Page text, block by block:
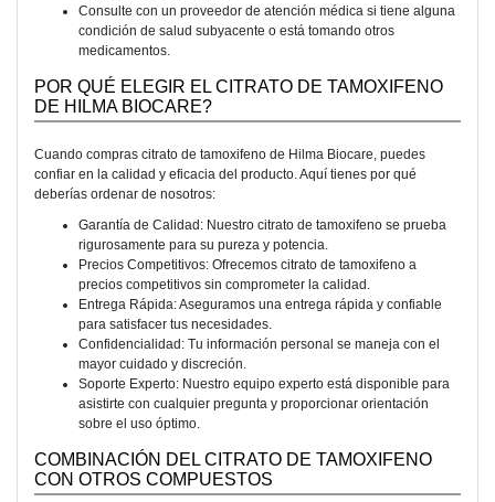
Consulte con un proveedor de atención médica si tiene alguna
condición de salud subyacente o está tomando otros
medicamentos.
POR QUÉ ELEGIR EL CITRATO DE TAMOXIFENO
DE HILMA BIOCARE?
Cuando compras citrato de tamoxifeno de Hilma Biocare, puedes
confiar en la calidad y eficacia del producto. Aquí tienes por qué
deberías ordenar de nosotros:
Garantía de Calidad: Nuestro citrato de tamoxifeno se prueba
rigurosamente para su pureza y potencia.
Precios Competitivos: Ofrecemos citrato de tamoxifeno a
precios competitivos sin comprometer la calidad.
Entrega Rápida: Aseguramos una entrega rápida y confiable
para satisfacer tus necesidades.
Confidencialidad: Tu información personal se maneja con el
mayor cuidado y discreción.
Soporte Experto: Nuestro equipo experto está disponible para
asistirte con cualquier pregunta y proporcionar orientación
sobre el uso óptimo.
COMBINACIÓN DEL CITRATO DE TAMOXIFENO
CON OTROS COMPUESTOS